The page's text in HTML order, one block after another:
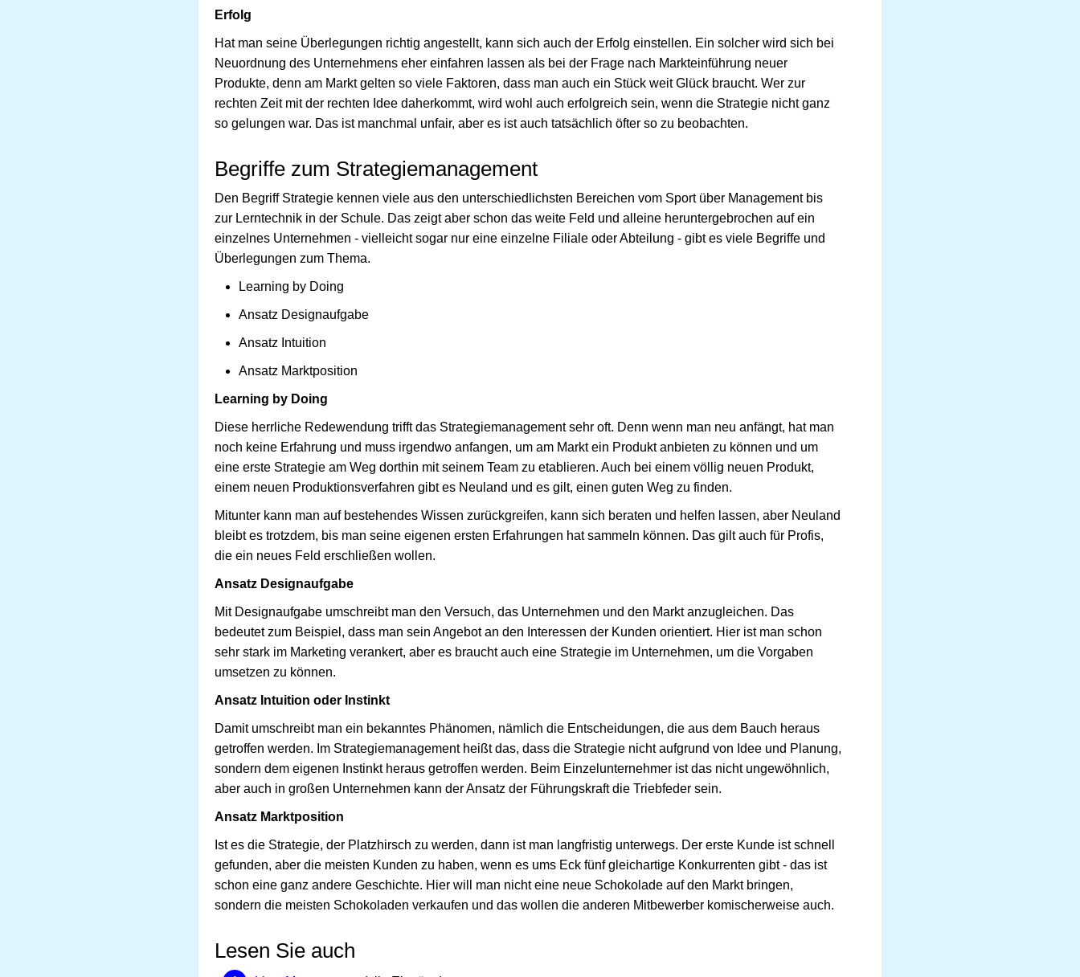
Erfolg
Hat man seine Überlegungen richtig angestellt, kann sich auch der Erfolg einstellen. Ein solcher wird sich bei
Neuordnung des Unternehmens eher einfahren lassen als bei der Frage nach Markteinführung neuer
Produkte, denn am Markt gelten so viele Faktoren, dass man auch ein Stück weit Glück braucht. Wer zur
rechten Zeit mit der rechten Idee daherkommt, wird wohl auch erfolgreich sein, wenn die Strategie nicht ganz
so gelungen war. Das ist manchmal unfair, aber es ist auch tatsächlich öfter so zu beobachten.
Begriffe zum Strategiemanagement
Den Begriff Strategie kennen viele aus den unterschiedlichsten Bereichen vom Sport über Management bis
zur Lerntechnik in der Schule. Das zeigt aber schon das weite Feld und alleine heruntergebrochen auf ein
einzelnes Unternehmen - vielleicht sogar nur eine einzelne Filiale oder Abteilung - gibt es viele Begriffe und
Überlegungen zum Thema.
Learning by Doing
Ansatz Designaufgabe
Ansatz Intuition
Ansatz Marktposition
Learning by Doing
Diese herrliche Redewendung trifft das Strategiemanagement sehr oft. Denn wenn man neu anfängt, hat man
noch keine Erfahrung und muss irgendwo anfangen, um am Markt ein Produkt anbieten zu können und um
eine erste Strategie am Weg dorthin mit seinem Team zu etablieren. Auch bei einem völlig neuen Produkt,
einem neuen Produktionsverfahren gibt es Neuland und es gilt, einen guten Weg zu finden.
Mitunter kann man auf bestehendes Wissen zurückgreifen, kann sich beraten und helfen lassen, aber Neuland
bleibt es trotzdem, bis man seine eigenen ersten Erfahrungen hat sammeln können. Das gilt auch für Profis,
die ein neues Feld erschließen wollen.
Ansatz Designaufgabe
Mit Designaufgabe umschreibt man den Versuch, das Unternehmen und den Markt anzugleichen. Das
bedeutet zum Beispiel, dass man sein Angebot an den Interessen der Kunden orientiert. Hier ist man schon
sehr stark im Marketing verankert, aber es braucht auch eine Strategie im Unternehmen, um die Vorgaben
umsetzen zu können.
Ansatz Intuition oder Instinkt
Damit umschreibt man ein bekanntes Phänomen, nämlich die Entscheidungen, die aus dem Bauch heraus
getroffen werden. Im Strategiemanagement heißt das, dass die Strategie nicht aufgrund von Idee und Planung,
sondern dem eigenen Instinkt heraus getroffen werden. Beim Einzelunternehmer ist das nicht ungewöhnlich,
aber auch in großen Unternehmen kann der Ansatz der Führungskraft die Triebfeder sein.
Ansatz Marktposition
Ist es die Strategie, der Platzhirsch zu werden, dann ist man langfristig unterwegs. Der erste Kunde ist schnell
gefunden, aber die meisten Kunden zu haben, wenn es ums Eck fünf gleichartige Konkurrenten gibt - das ist
schon eine ganz andere Geschichte. Hier will man nicht eine neue Schokolade auf den Markt bringen,
sondern die meisten Schokoladen verkaufen und das wollen die anderen Mitbewerber komischerweise auch.
Lesen Sie auch